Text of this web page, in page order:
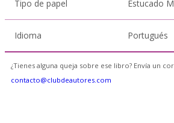
Tipo de papel Estucado
Idioma Portugués
¿Tienes alguna queja sobre ese libro? Envía un
contacto@clubdeautores.com